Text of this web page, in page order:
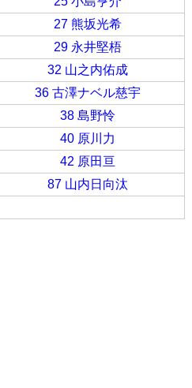
27 熊坂光希
29 永井堅梧
32 山之内佑成
36 古澤ナベル慈宇
38 島野怜
40 原川力
42 原田亘
87 山内日向汰